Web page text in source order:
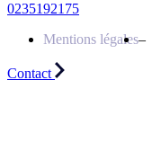
0235192175
Mentions légales
Contact